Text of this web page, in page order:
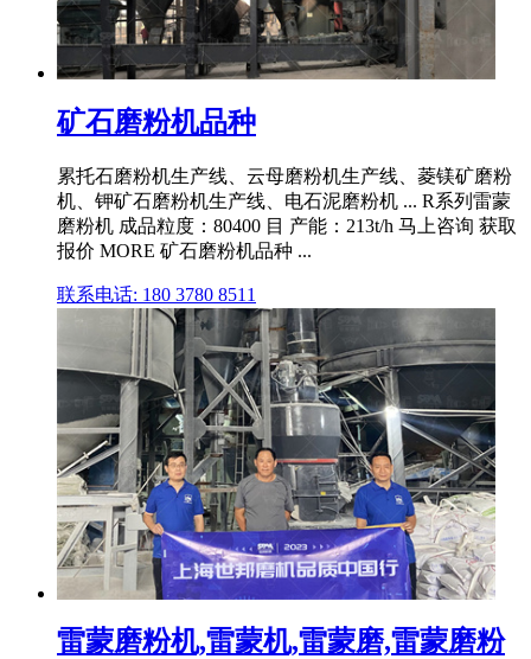
矿石磨粉机品种
累托石磨粉机生产线、云母磨粉机生产线、菱镁矿磨粉
机、钾矿石磨粉机生产线、电石泥磨粉机 ... R系列雷蒙
磨粉机 成品粒度：80400 目 产能：213t/h 马上咨询 获取
报价 MORE 矿石磨粉机品种 ...
联系电话: 180 3780 8511
雷蒙磨粉机,雷蒙机,雷蒙磨,雷蒙磨粉